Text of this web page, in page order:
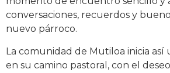
conversaciones, recuerdos y
nuevo párroco.
La comunidad de Mutiloa inicia así
en su camino pastoral, con el